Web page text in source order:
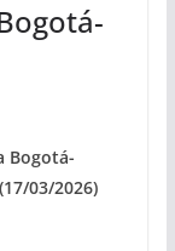
Bogotá-
03/2026)